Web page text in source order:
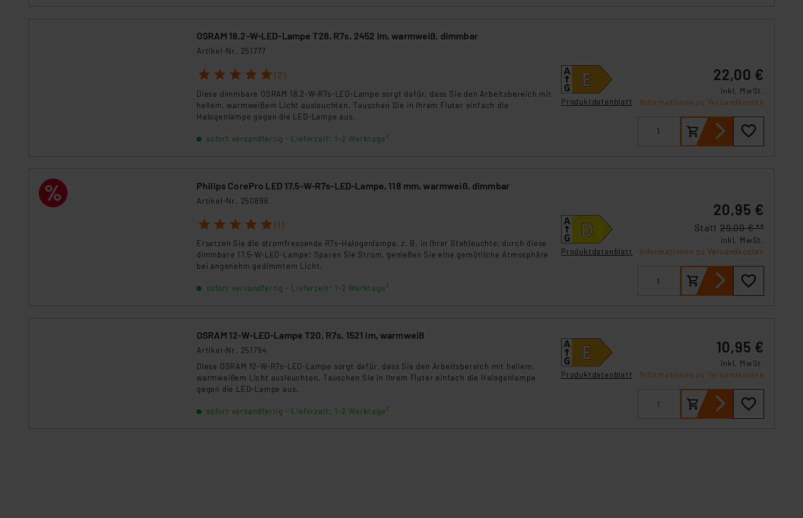
dieser Drittanbieter umfasst daher ggf. auch die Verarbeitung Ihrer Daten in den USA gemäß Art. 49 (1) lit. a DSGVO.
Nähere Infos zu diesen Drittanbietern und zu der jeweiligen Datenübermittlung erhalten Sie in der Datenschutzerklärung.
Datenschutz nach EU-Standards eingestuft wird. So besteht etwa das Risiko, dass US-Behörden personenbezogene
Daten in Überwachungsprogrammen verarbeiten, ohne dass hiergegen Klagemöglichkeiten für Europäer bestehen.
Unsere Kooperation mit diesen Dienstleistern stützt sich auf die Standarddatenschutzklauseln der Europäischen
Kommission sowie einer eigenen Beurteilung der mit der Datenübermittlung, insbesondere der Art der übermittelten
OSRAM 18,2-W-LED-Lampe T28, R7s, 2452 lm, warmweiß, dimmbar
Artikel-Nr. 251777
1 2 3 4 5 (2)
Diese dimmbare OSRAM 18,2-W-R7s-LED-Lampe sorgt dafür, dass Sie den Arbeitsbereich mit
hellem, warmweißem Licht ausleuchten. Tauschen Sie in Ihrem Fluter einfach die
Halogenlampe gegen die LED-Lampe aus.
sofort versandfertig - Lieferzeit: 1-2 Werktage²
Produktdatenblatt
22,00 €
inkl. MwSt.
Informationen zu Versandkosten
Philips CorePro LED 17,5-W-R7s-LED-Lampe, 118 mm, warmweiß, dimmbar
Artikel-Nr. 250896
1 2 3 4 5 (1)
Ersetzen Sie die stromfressende R7s-Halogenlampe, z. B. in Ihrer Stehleuchte, durch diese
dimmbare 17,5-W-LED-Lampe! Sparen Sie Strom, genießen Sie eine gemütliche Atmosphäre
bei angenehm gedimmtem Licht.
sofort versandfertig - Lieferzeit: 1-2 Werktage²
Produktdatenblatt
20,95 €
Statt 29,00 € **
inkl. MwSt.
Informationen zu Versandkosten
OSRAM 12-W-LED-Lampe T20, R7s, 1521 lm, warmweiß
Artikel-Nr. 251794
Diese OSRAM 12-W-R7s-LED-Lampe sorgt dafür, dass Sie den Arbeitsbereich mit hellem,
warmweißem Licht ausleuchten. Tauschen Sie in Ihrem Fluter einfach die Halogenlampe
gegen die LED-Lampe aus.
sofort versandfertig - Lieferzeit: 1-2 Werktage²
Produktdatenblatt
10,95 €
inkl. MwSt.
Informationen zu Versandkosten